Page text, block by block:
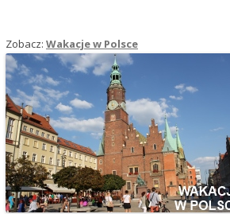
Zobacz: Wakacje w Polsce